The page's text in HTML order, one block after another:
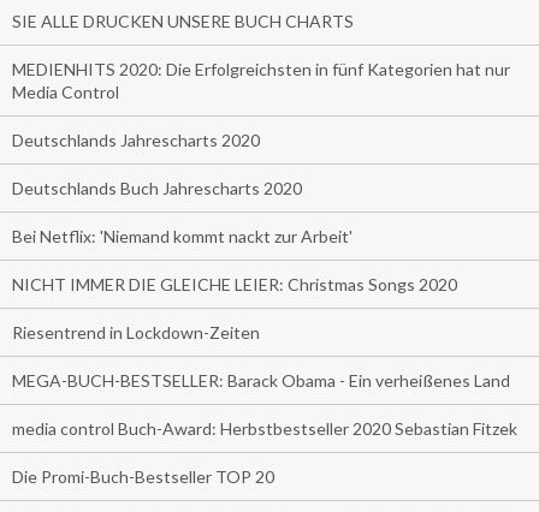
SIE ALLE DRUCKEN UNSERE BUCH CHARTS
MEDIENHITS 2020: Die Erfolgreichsten in fünf Kategorien hat nur
Media Control
Deutschlands Jahrescharts 2020
Deutschlands Buch Jahrescharts 2020
Bei Netflix: 'Niemand kommt nackt zur Arbeit'
NICHT IMMER DIE GLEICHE LEIER: Christmas Songs 2020
Riesentrend in Lockdown-Zeiten
MEGA-BUCH-BESTSELLER: Barack Obama - Ein verheißenes Land
media control Buch-Award: Herbstbestseller 2020 Sebastian Fitzek
Die Promi-Buch-Bestseller TOP 20